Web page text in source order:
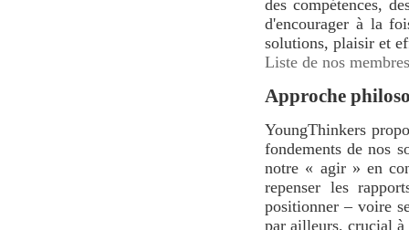
des compétences,
d'encourager à la
solutions, plaisir et
Liste de nos membres
Approche
YoungThinkers
fondements de nos
notre « agir » en
repenser les
positionner – voire
par ailleurs, crucial à